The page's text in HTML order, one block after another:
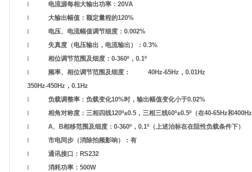
l 电流源每相大输出功率： 20VA
l 大输出幅值：额定量程的120%
l 电压、电流幅值调节细度： 0.002%
l 失真度（电压输出，电流输出）： 0.3%
l 相位调节范围及细度： 0-360º ， 0.1º
l 频率、相位调节范围及细度： 40Hz-65Hz ， 0.01Hz
350Hz-450Hz ， 0.1Hz
l 负载调整率：负载变化10%时，输出幅值变化小于0.02%
l 相角对称度：三相四线120º±0.5 ，三相三线60º±0.5º （在40-65Hz和400Hz
l A、 B相移范围及细度： 0-360º ， 0.1º （上述治标在在阻性负载条件下）
l 市电同步（消除拍频影响）：有
l 通讯接口： RS232
l 消耗功率： 500W